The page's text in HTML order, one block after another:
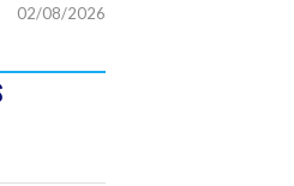
02/08/2026